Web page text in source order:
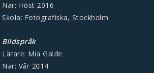
När: Höst 2016
Skola: Fotografiska, Stockholm
Bildspråk
Lärare: Mia Galde
När: Vår 2014